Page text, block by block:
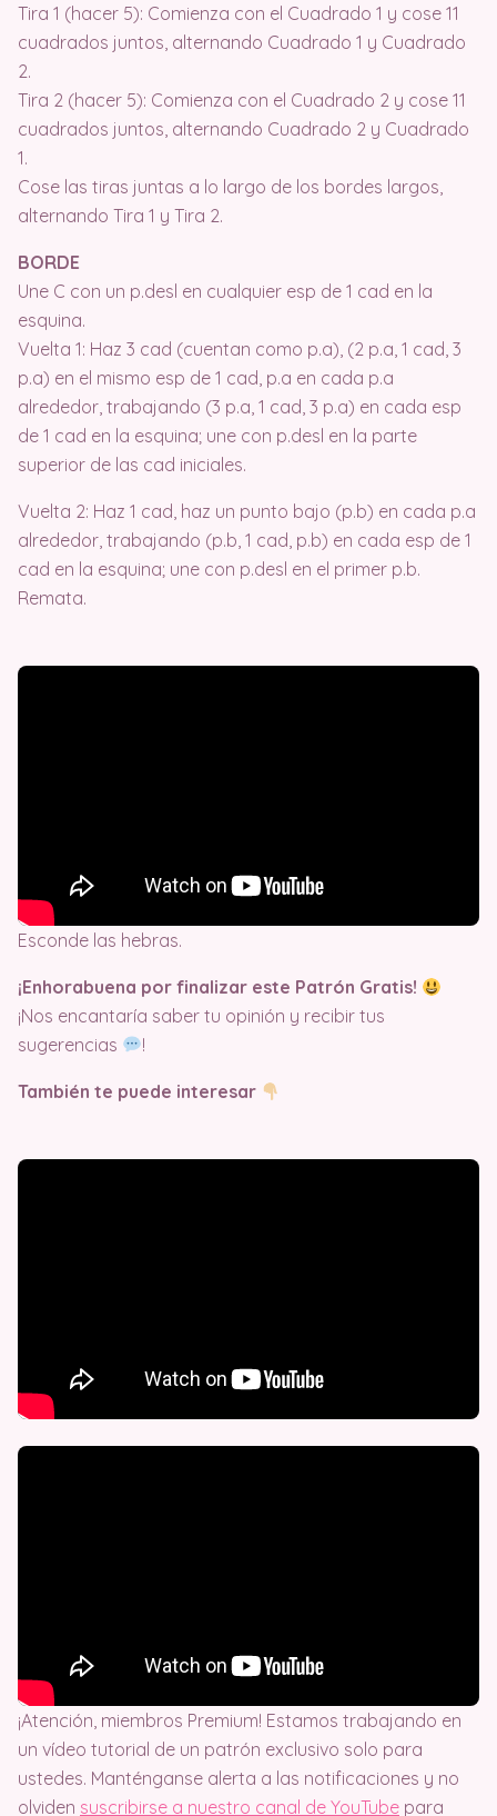
Tira 1 (hacer 5): Comienza con el Cuadrado 1 y cose 11
cuadrados juntos, alternando Cuadrado 1 y Cuadrado
2.
Tira 2 (hacer 5): Comienza con el Cuadrado 2 y cose 11
cuadrados juntos, alternando Cuadrado 2 y Cuadrado
1.
Cose las tiras juntas a lo largo de los bordes largos,
alternando Tira 1 y Tira 2.
BORDE
Une C con un p.desl en cualquier esp de 1 cad en la
esquina.
Vuelta 1: Haz 3 cad (cuentan como p.a), (2 p.a, 1 cad, 3
p.a) en el mismo esp de 1 cad, p.a en cada p.a
alrededor, trabajando (3 p.a, 1 cad, 3 p.a) en cada esp
de 1 cad en la esquina; une con p.desl en la parte
superior de las cad iniciales.
Vuelta 2: Haz 1 cad, haz un punto bajo (p.b) en cada p.a
alrededor, trabajando (p.b, 1 cad, p.b) en cada esp de 1
cad en la esquina; une con p.desl en el primer p.b.
Remata.
Esconde las hebras.
¡Enhorabuena por finalizar este Patrón Gratis!
¡Nos encantaría saber tu opinión y recibir tus
sugerencias
!
También te puede interesar
¡Atención, miembros Premium! Estamos trabajando en
un vídeo tutorial de un patrón exclusivo solo para
ustedes. Manténganse alerta a las notificaciones y no
olviden suscribirse a nuestro canal de YouTube para